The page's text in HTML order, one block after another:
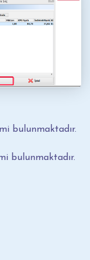
bulunmaktadır.
bulunmaktadır.